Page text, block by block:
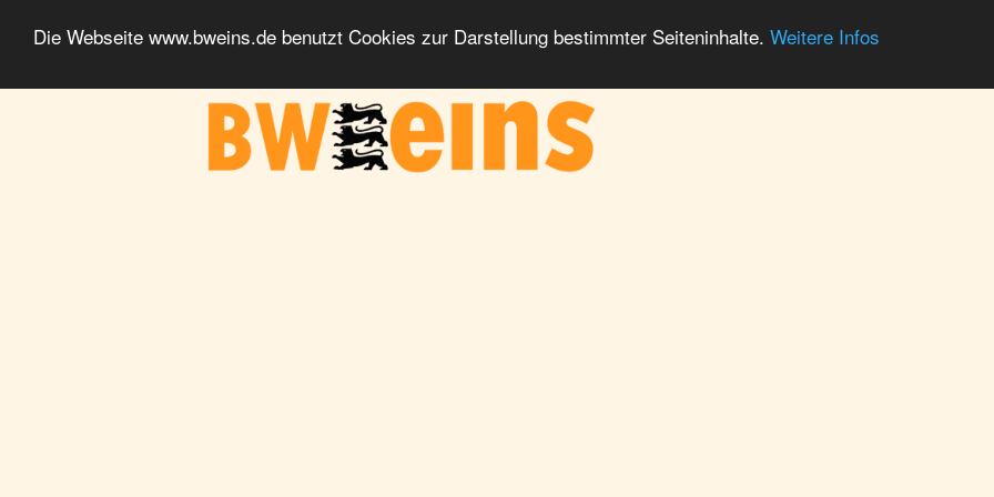
Die Webseite www.bweins.de benutzt Cookies zur Darstellung bestimmter Seiteninhalte. Weitere Infos
BWeins - Am Puls des Landes